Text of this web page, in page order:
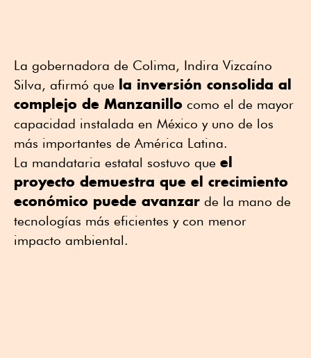
La gobernadora de Colima, Indira Vizcaíno
Silva, afirmó que la inversión consolida al
complejo de Manzanillo como el de mayor
capacidad instalada en México y uno de los
más importantes de América Latina.
La mandataria estatal sostuvo que el
proyecto demuestra que el crecimiento
económico puede avanzar de la mano de
tecnologías más eficientes y con menor
impacto ambiental.